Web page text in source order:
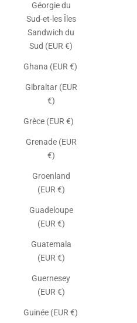
Géorgie du
Sud-et-les Îles
Sandwich du
Sud (EUR €)
Ghana (EUR €)
Gibraltar (EUR
€)
Grèce (EUR €)
Grenade (EUR
€)
Groenland
(EUR €)
Guadeloupe
(EUR €)
Guatemala
(EUR €)
Guernesey
(EUR €)
Guinée (EUR €)